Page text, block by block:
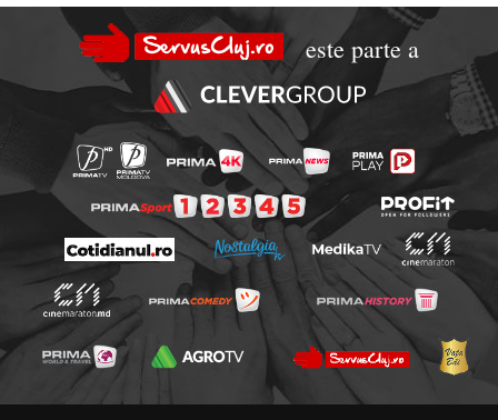
este parte a